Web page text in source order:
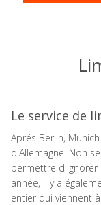
Le service de
Aprés Berlin,
d'Allemagne. Non
permettre d'ignorer
année, il y a
entier qui viennent